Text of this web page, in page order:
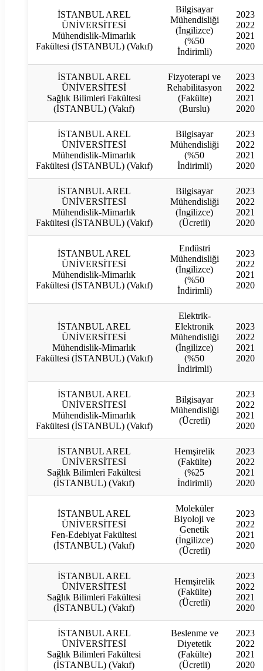
İSTANBUL AREL
ÜNİVERSİTESİ
Mühendislik-Mimarlık
Fakültesi (İSTANBUL) (Vakıf)
Bilgisayar
Mühendisliği
(İngilizce)
(%50
İndirimli)
2023
2022
2021
2020
İSTANBUL AREL
ÜNİVERSİTESİ
Sağlık Bilimleri Fakültesi
(İSTANBUL) (Vakıf)
Fizyoterapi ve
Rehabilitasyon
(Fakülte)
(Burslu)
2023
2022
2021
2020
İSTANBUL AREL
ÜNİVERSİTESİ
Mühendislik-Mimarlık
Fakültesi (İSTANBUL) (Vakıf)
Bilgisayar
Mühendisliği
(%50
İndirimli)
2023
2022
2021
2020
İSTANBUL AREL
ÜNİVERSİTESİ
Mühendislik-Mimarlık
Fakültesi (İSTANBUL) (Vakıf)
Bilgisayar
Mühendisliği
(İngilizce)
(Ücretli)
2023
2022
2021
2020
İSTANBUL AREL
ÜNİVERSİTESİ
Mühendislik-Mimarlık
Fakültesi (İSTANBUL) (Vakıf)
Endüstri
Mühendisliği
(İngilizce)
(%50
İndirimli)
2023
2022
2021
2020
İSTANBUL AREL
ÜNİVERSİTESİ
Mühendislik-Mimarlık
Fakültesi (İSTANBUL) (Vakıf)
Elektrik-
Elektronik
Mühendisliği
(İngilizce)
(%50
İndirimli)
2023
2022
2021
2020
İSTANBUL AREL
ÜNİVERSİTESİ
Mühendislik-Mimarlık
Fakültesi (İSTANBUL) (Vakıf)
Bilgisayar
Mühendisliği
(Ücretli)
2023
2022
2021
2020
İSTANBUL AREL
ÜNİVERSİTESİ
Sağlık Bilimleri Fakültesi
(İSTANBUL) (Vakıf)
Hemşirelik
(Fakülte)
(%25
İndirimli)
2023
2022
2021
2020
İSTANBUL AREL
ÜNİVERSİTESİ
Fen-Edebiyat Fakültesi
(İSTANBUL) (Vakıf)
Moleküler
Biyoloji ve
Genetik
(İngilizce)
(Ücretli)
2023
2022
2021
2020
İSTANBUL AREL
ÜNİVERSİTESİ
Sağlık Bilimleri Fakültesi
(İSTANBUL) (Vakıf)
Hemşirelik
(Fakülte)
(Ücretli)
2023
2022
2021
2020
İSTANBUL AREL
ÜNİVERSİTESİ
Sağlık Bilimleri Fakültesi
(İSTANBUL) (Vakıf)
Beslenme ve
Diyetetik
(Fakülte)
(Ücretli)
2023
2022
2021
2020